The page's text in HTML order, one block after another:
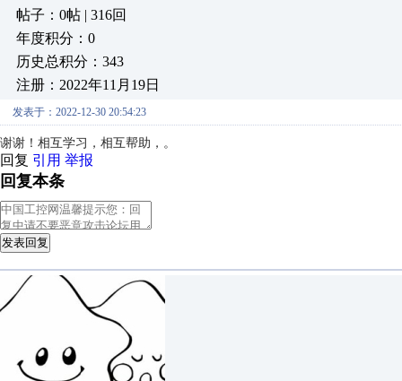
帖子：0帖 | 316回
年度积分：0
历史总积分：343
注册：2022年11月19日
发表于：2022-12-30 20:54:23
谢谢！相互学习，相互帮助，。
回复 引用 举报
回复本条
发表回复